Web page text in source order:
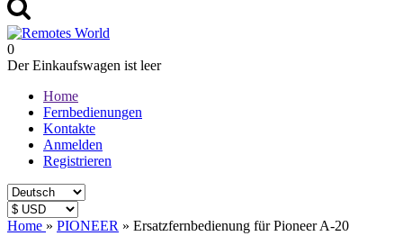
0
Der Einkaufswagen ist leer
Home
Fernbedienungen
Kontakte
Anmelden
Registrieren
Home » PIONEER » Ersatzfernbedienung für Pioneer A-20